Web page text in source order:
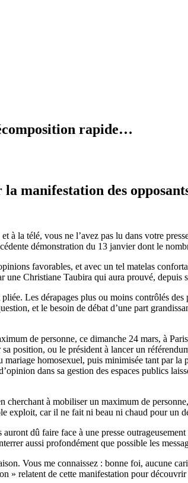
rapide…
manifestation des
à la télé, vous ne l’avez pas lu dans votre
démonstration du 13 janvier dont le
favorables, et avec un tel matelas
une Christiane Taubira qui aura prouvé,
Les dérapages plus ou moins contrôlés
et le besoin de débat d’une part
de personne, ce dimanche 24 mars, à
position, ou le président à lancer un
homosexuel, puis minimisée tant par
dans sa gestion des espaces publics
cherchant à mobiliser un maximum de
exploit, car il ne fait ni beau ni chaud pour un
dû faire face à une presse
aussi profondément que possible les
Vous me connaissez : bonne foi, aucune
» relatent de cette manifestation pour